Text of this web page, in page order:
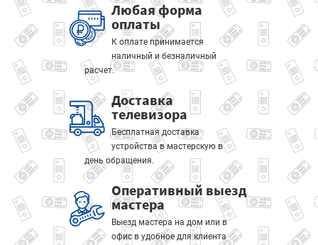
Любая форма
оплаты
К оплате принимается
наличный и безналичный
расчет.
Доставка
телевизора
Бесплатная доставка
устройства в мастерскую в
день обращения.
Оперативный выезд
мастера
Выезд мастера на дом или в
офис в удобное для клиента